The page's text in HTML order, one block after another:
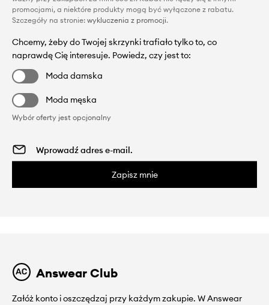
promocjami, a niektóre produkty mogą być wyłączone z rabatu.
Szczegóły na stronie: wykluczenia z promocji.
Chcemy, żeby do Twojej skrzynki trafiało tylko to, co
naprawdę Cię interesuje. Powiedz, czy jest to:
Moda damska
Moda męska
Wybór oferty jest opcjonalny
Zapisz mnie
Answear Club
Załóż konto i oszczędzaj przy każdym zakupie. W Answear